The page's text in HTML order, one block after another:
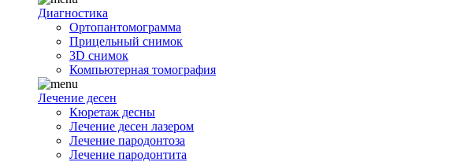
Диагностика
Ортопантомограмма
Прицельный снимок
3D снимок
Компьютерная томография
Лечение десен
Кюретаж десны
Лечение десен лазером
Лечение пародонтоза
Лечение пародонтита